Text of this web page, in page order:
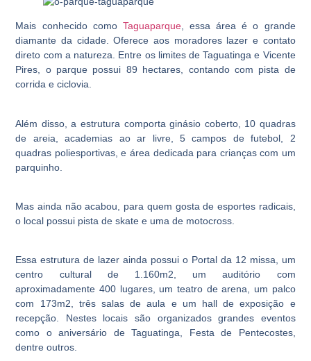
Mais conhecido como Taguaparque, essa área é o grande
diamante da cidade. Oferece aos moradores lazer e contato
direto com a natureza. Entre os limites de Taguatinga e Vicente
Pires, o parque possui 89 hectares, contando com pista de
corrida e ciclovia.
Além disso, a estrutura comporta ginásio coberto, 10 quadras
de areia, academias ao ar livre, 5 campos de futebol, 2
quadras poliesportivas, e área dedicada para crianças com um
parquinho.
Mas ainda não acabou, para quem gosta de esportes radicais,
o local possui pista de skate e uma de motocross.
Essa estrutura de lazer ainda possui o Portal da 12 missa, um
centro cultural de 1.160m2, um auditório com
aproximadamente 400 lugares, um teatro de arena, um palco
com 173m2, três salas de aula e um hall de exposição e
recepção. Nestes locais são organizados grandes eventos
como o aniversário de Taguatinga, Festa de Pentecostes,
dentre outros.